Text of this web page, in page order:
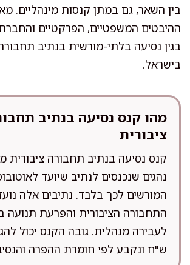
בין השאר, גם במתן קנסות מינהליים.
ההיבטים המשפטיים, הפרקטיים
בגין נסיעה בלתי-מורשית בנתיב
בישראל.
מהו קנס נסיעה בנתיב
ציבורית
קנס נסיעה בנתיב תחבורה ציבורית
נהגים שנכנסים לנתיב שיועד
המורשים לכך בלבד. נתיבים אלה
התחבורה הציבורית והפרעת
ש"ח ונקבע לפי חומרת ההפרה